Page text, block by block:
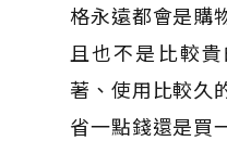
格永遠都會是購
且也不是比較
著、使用比較久
省一點錢還是買